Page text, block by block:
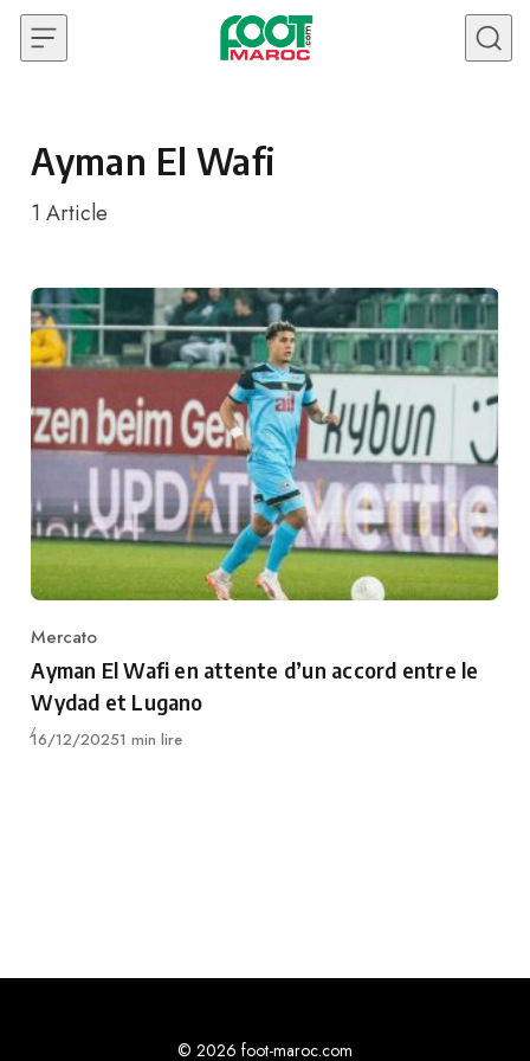
Skip to content
Ayman El Wafi
1 Article
Category
Mercato
Ayman El Wafi en attente d’un accord entre le
Wydad et Lugano
Publié
16/12/20251 min lire
© 2026 foot-maroc.com